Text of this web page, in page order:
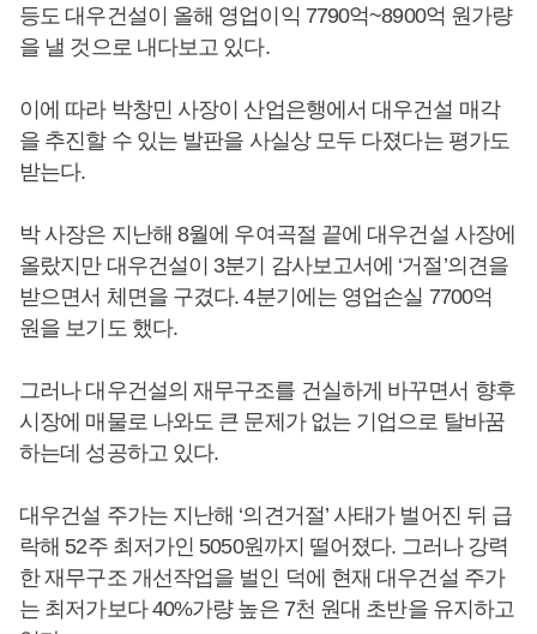
등도 대우건설이 올해 영업이익 7790억~8900억 원가량
을 낼 것으로 내다보고 있다.
이에 따라 박창민 사장이 산업은행에서 대우건설 매각
을 추진할 수 있는 발판을 사실상 모두 다졌다는 평가도
받는다.
박 사장은 지난해 8월에 우여곡절 끝에 대우건설 사장에
올랐지만 대우건설이 3분기 감사보고서에 ‘거절’의견을
받으면서 체면을 구겼다. 4분기에는 영업손실 7700억
원을 보기도 했다.
그러나 대우건설의 재무구조를 건실하게 바꾸면서 향후
시장에 매물로 나와도 큰 문제가 없는 기업으로 탈바꿈
하는데 성공하고 있다.
대우건설 주가는 지난해 ‘의견거절’ 사태가 벌어진 뒤 급
락해 52주 최저가인 5050원까지 떨어졌다. 그러나 강력
한 재무구조 개선작업을 벌인 덕에 현재 대우건설 주가
는 최저가보다 40%가량 높은 7천 원대 초반을 유지하고